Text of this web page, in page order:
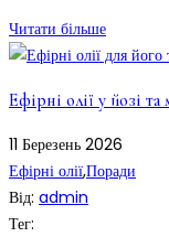
Читати більше
Ефірні олії у йозі та
11 Березень 2026
Ефірні олії,Поради
Від: admin
Тег: